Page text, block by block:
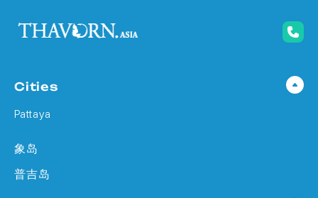
Cities
Pattaya
象岛
普吉岛